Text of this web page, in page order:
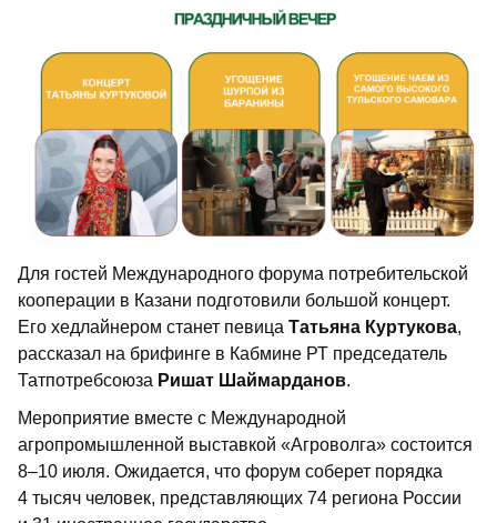
Для гостей Международного форума потребительской
кооперации в Казани подготовили большой концерт.
Его хедлайнером станет певица Татьяна Куртукова,
рассказал на брифинге в Кабмине РТ председатель
Татпотребсоюза Ришат Шаймарданов.
Мероприятие вместе с Международной
агропромышленной выставкой «Агроволга» состоится
8–10 июля. Ожидается, что форум соберет порядка
4 тысяч человек, представляющих 74 региона России